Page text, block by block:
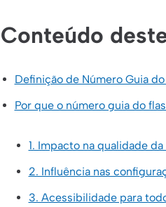
Conteúdo
Definição de Número Guia
Por que o número guia do
1. Impacto na qualidade
2. Influência nas
3. Acessibilidade para